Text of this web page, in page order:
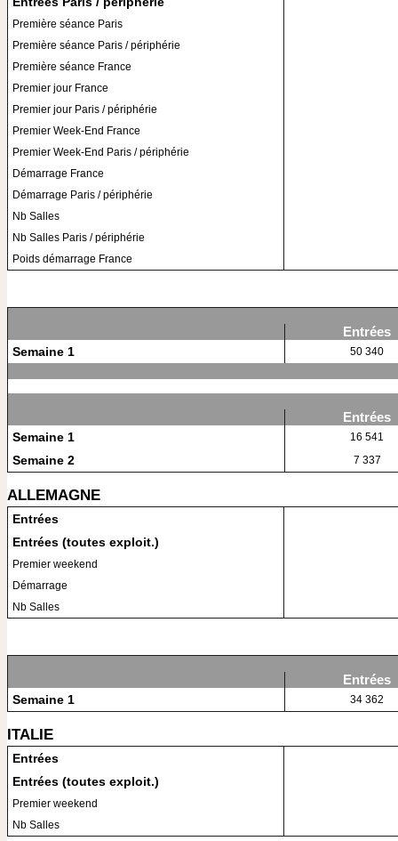
Première séance Paris
Première séance Paris / périphérie
Première séance France
Premier jour France
Premier jour Paris / périphérie
Premier Week-End France
Premier Week-End Paris / périphérie
Démarrage France
Démarrage Paris / périphérie
Nb Salles
Nb Salles Paris / périphérie
Poids démarrage France
Entrées
Semaine 1
50 340
Entrées
Semaine 1
16 541
Semaine 2 7 337
ALLEMAGNE
Entrées
Entrées (toutes exploit.)
Premier weekend
Démarrage
Nb Salles
Entrées
Semaine 1
34 362
ITALIE
Entrées
Entrées (toutes exploit.)
Premier weekend
Nb Salles